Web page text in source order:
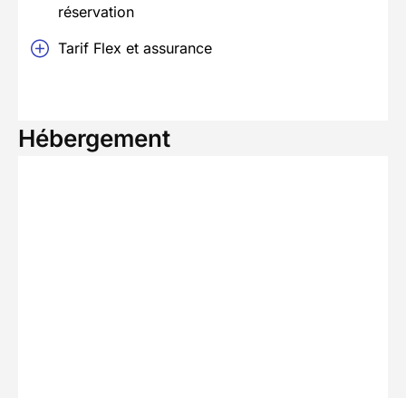
réservation
Tarif Flex et assurance
Hébergement